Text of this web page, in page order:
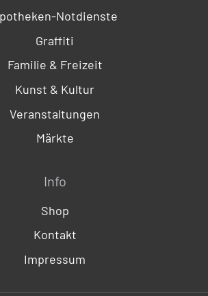
Notdienste
Graffiti
Familie & Freizeit
Kunst & Kultur
Veranstaltungen
Märkte
Info
Shop
Kontakt
Impressum